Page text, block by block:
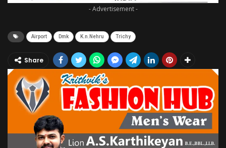
- Advertisement -
Airport Dmk K.n.Nehru Trichy
Share